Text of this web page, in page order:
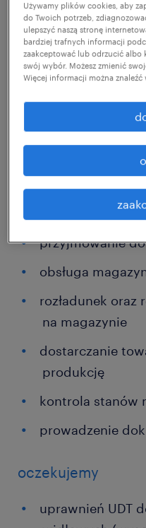
Szukasz stabilizacji
Randstad
stanowisku
umowę o pracę
naszego
premiowy. Jeśli
skład i pozytywne
nas i pracuj z
przyjmowanie
obsługa
rozładunek oraz
na magazynie
dostarczanie
produkcję
kontrola stanów
prowadzenie
oczekujemy
uprawnień UDT
Używamy plików cookies, aby
do Twoich potrzeb,
ulepszyć naszą stronę
bardziej trafnych informacji
zaakceptować lub odrzucić albo
swój wybór. Możesz zmienić
Więcej informacji można znaleźć